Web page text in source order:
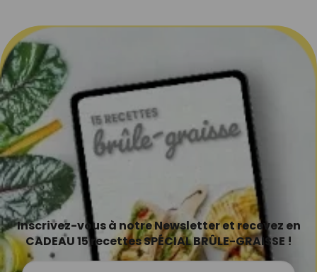
Inscrivez-vous à notre Newsletter et recevez en
CADEAU 15 recettes SPÉCIAL BRÛLE-GRAISSE !